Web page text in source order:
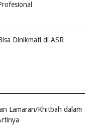
Dinikmati di ASR
Lamaran/Khitbah dalam